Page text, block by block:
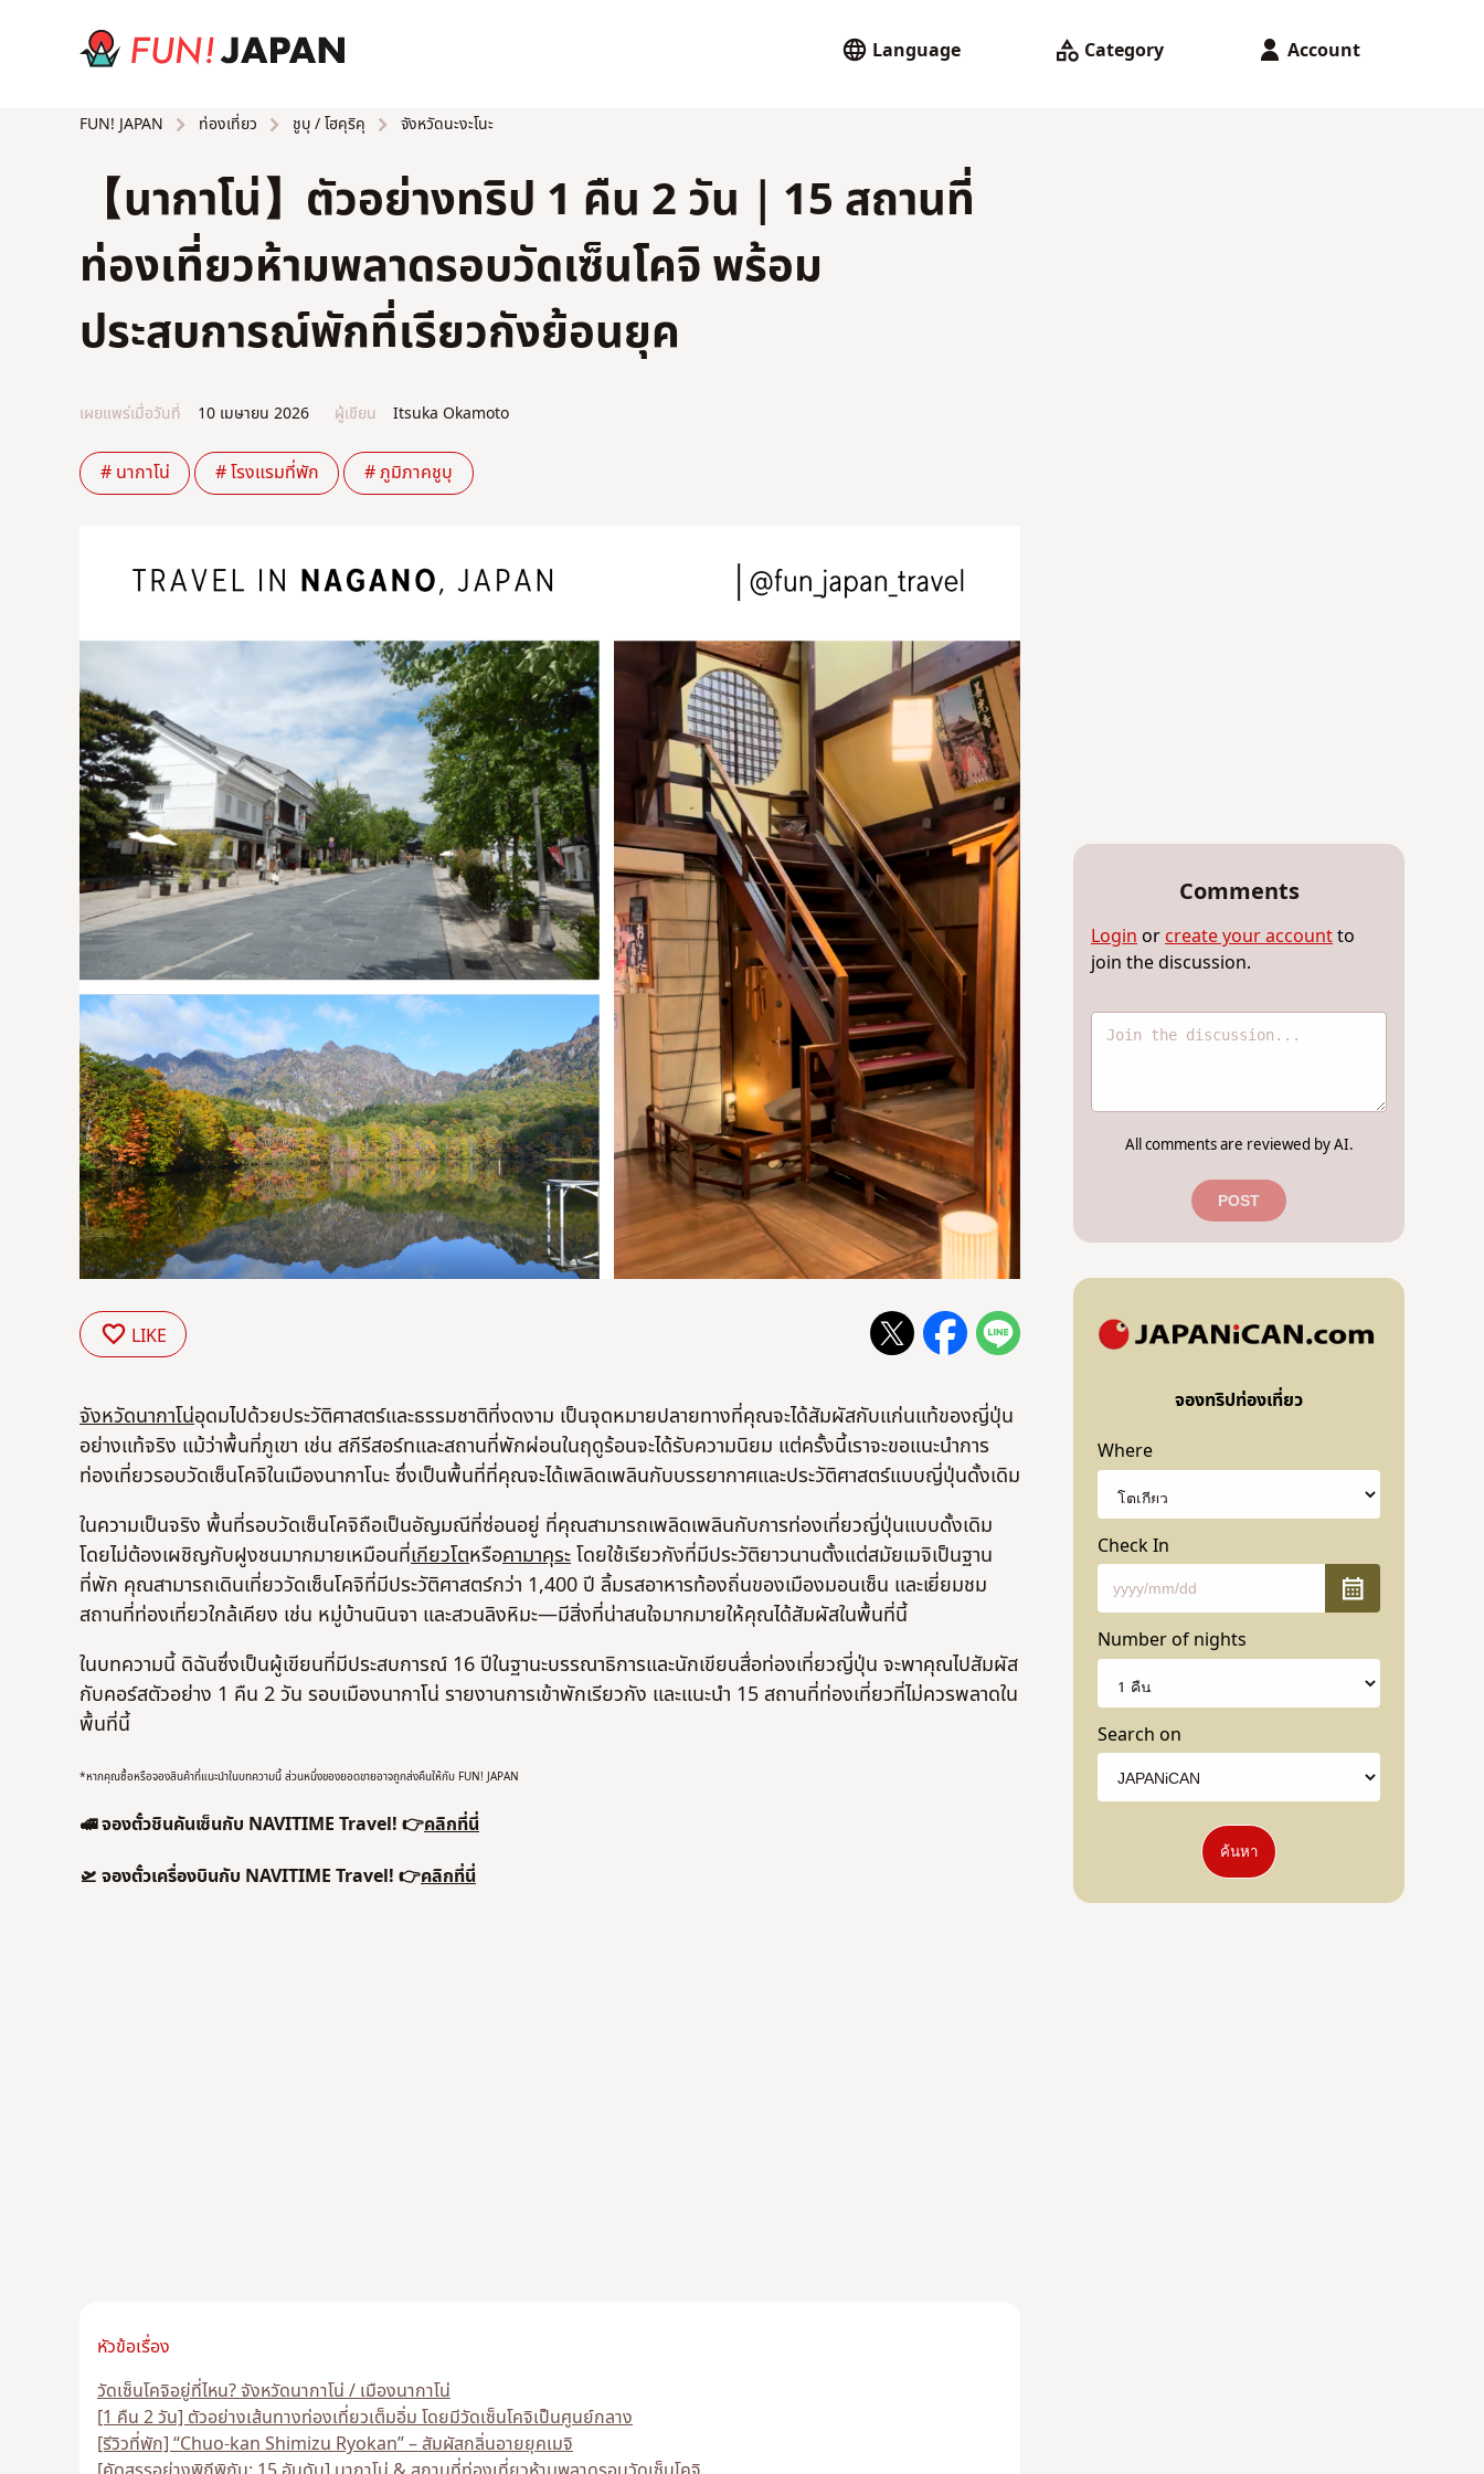
Language Category Account
FUN! JAPAN ท่องเที่ยว ชูบุ / โฮคุริคุ จังหวัดนะงะโนะ
【นากาโน่】ตัวอย่างทริป 1 คืน 2 วัน｜15 สถานที่
ท่องเที่ยวห้ามพลาดรอบวัดเซ็นโคจิ พร้อม
ประสบการณ์พักที่เรียวกังย้อนยุค
เผยแพร่เมื่อวันที่ 10 เมษายน 2026 ผู้เขียน Itsuka Okamoto
# นากาโน่ # โรงแรมที่พัก # ภูมิภาคชูบุ
LIKE
จังหวัดนากาโน่อุดมไปด้วยประวัติศาสตร์และธรรมชาติที่งดงาม เป็นจุดหมายปลายทางที่คุณจะได้สัมผัสกับแก่นแท้ของญี่ปุ่น
อย่างแท้จริง แม้ว่าพื้นที่ภูเขา เช่น สกีรีสอร์ทและสถานที่พักผ่อนในฤดูร้อนจะได้รับความนิยม แต่ครั้งนี้เราจะขอแนะนำการ
ท่องเที่ยวรอบวัดเซ็นโคจิในเมืองนากาโนะ ซึ่งเป็นพื้นที่ที่คุณจะได้เพลิดเพลินกับบรรยากาศและประวัติศาสตร์แบบญี่ปุ่นดั้งเดิม
ในความเป็นจริง พื้นที่รอบวัดเซ็นโคจิถือเป็นอัญมณีที่ซ่อนอยู่ ที่คุณสามารถเพลิดเพลินกับการท่องเที่ยวญี่ปุ่นแบบดั้งเดิม
โดยไม่ต้องเผชิญกับฝูงชนมากมายเหมือนที่เกียวโตหรือคามาคุระโดยใช้เรียวกังที่มีประวัติยาวนานตั้งแต่สมัยเมจิเป็นฐาน
ที่พัก คุณสามารถเดินเที่ยววัดเซ็นโคจิที่มีประวัติศาสตร์กว่า 1,400 ปี ลิ้มรสอาหารท้องถิ่นของเมืองมอนเซ็น และเยี่ยมชม
สถานที่ท่องเที่ยวใกล้เคียง เช่น หมู่บ้านนินจา และสวนลิงหิมะ—มีสิ่งที่น่าสนใจมากมายให้คุณได้สัมผัสในพื้นที่นี้
ในบทความนี้ ดิฉันซึ่งเป็นผู้เขียนที่มีประสบการณ์ 16 ปีในฐานะบรรณาธิการและนักเขียนสื่อท่องเที่ยวญี่ปุ่น จะพาคุณไปสัมผัส
กับคอร์สตัวอย่าง 1 คืน 2 วัน รอบเมืองนากาโน่ รายงานการเข้าพักเรียวกัง และแนะนำ 15 สถานที่ท่องเที่ยวที่ไม่ควรพลาดใน
พื้นที่นี้
*หากคุณซื้อหรือจองสินค้าที่แนะนำในบทความนี้ ส่วนหนึ่งของยอดขายอาจถูกส่งคืนให้กับ FUN! JAPAN
🚅 จองตั๋วชินคันเซ็นกับ NAVITIME Travel! 👉คลิกที่นี่
🛫 จองตั๋วเครื่องบินกับ NAVITIME Travel! 👉คลิกที่นี่
หัวข้อเรื่อง
วัดเซ็นโคจิอยู่ที่ไหน? จังหวัดนากาโน่ / เมืองนากาโน่
[1 คืน 2 วัน] ตัวอย่างเส้นทางท่องเที่ยวเต็มอิ่ม โดยมีวัดเซ็นโคจิเป็นศูนย์กลาง
[รีวิวที่พัก] “Chuo-kan Shimizu Ryokan” – สัมผัสกลิ่นอายยุคเมจิ
Comments
Login or create your accountto
join the discussion.
All comments are reviewed by AI.
POST
จองทริปท่องเที่ยว
Where
Check In
Number of nights
Search on
ค้นหา